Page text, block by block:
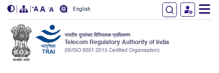
English
भारतीय दूरसंचार विनियामक प्राधिकरण
Telecom Regulatory Authority of India
(IS/ISO 9001:2015 Certified Organisation)